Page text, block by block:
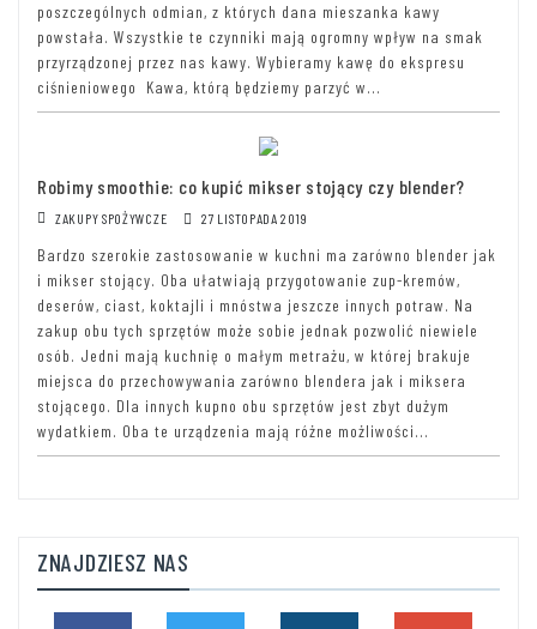
poszczególnych odmian, z których dana mieszanka kawy
powstała. Wszystkie te czynniki mają ogromny wpływ na smak
przyrządzonej przez nas kawy. Wybieramy kawę do ekspresu
ciśnieniowego Kawa, którą będziemy parzyć w...
Robimy smoothie: co kupić mikser stojący czy blender?
ZAKUPY SPOŻYWCZE 27 LISTOPADA 2019
Bardzo szerokie zastosowanie w kuchni ma zarówno blender jak
i mikser stojący. Oba ułatwiają przygotowanie zup-kremów,
deserów, ciast, koktajli i mnóstwa jeszcze innych potraw. Na
zakup obu tych sprzętów może sobie jednak pozwolić niewiele
osób. Jedni mają kuchnię o małym metrażu, w której brakuje
miejsca do przechowywania zarówno blendera jak i miksera
stojącego. Dla innych kupno obu sprzętów jest zbyt dużym
wydatkiem. Oba te urządzenia mają różne możliwości...
ZNAJDZIESZ NAS